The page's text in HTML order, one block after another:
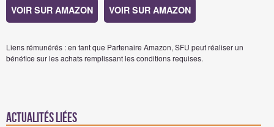
VOIR SUR AMAZON VOIR SUR AMAZON
Liens rémunérés : en tant que Partenaire Amazon, SFU peut réaliser un
bénéfice sur les achats remplissant les conditions requises.
Actualités Liées